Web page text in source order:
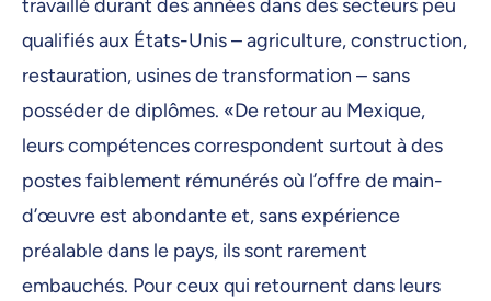
travaillé durant des années dans des secteurs peu
qualifiés aux États-Unis – agriculture, construction,
restauration, usines de transformation – sans
posséder de diplômes. «De retour au Mexique,
leurs compétences correspondent surtout à des
postes faiblement rémunérés où l’offre de main-
d’œuvre est abondante et, sans expérience
préalable dans le pays, ils sont rarement
embauchés. Pour ceux qui retournent dans leurs